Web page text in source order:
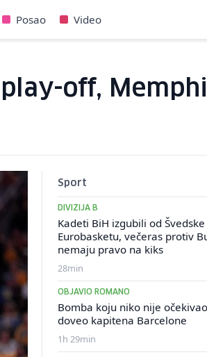
Posao Video
off,
Sport
DIVIZIJA B
Kadeti BiH izgubili od
Eurobasketu, večeras protiv
nemaju pravo na kiks
28min
OBJAVIO ROMANO
Bomba koju niko nije
doveo kapitena Barcelone
1h 29min